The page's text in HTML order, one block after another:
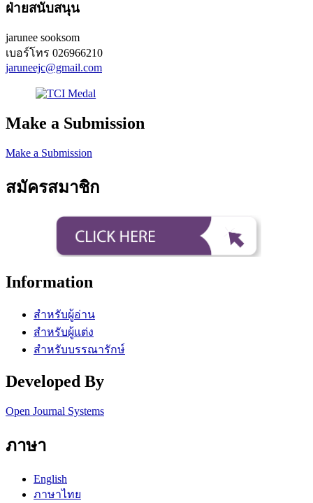
ฝ่ายสนับสนุน
jarunee sooksom
เบอร์โทร 026966210
jaruneejc@gmail.com
Make a Submission
Make a Submission
สมัครสมาชิก
Information
สำหรับผู้อ่าน
สำหรับผู้แต่ง
สำหรับบรรณารักษ์
Developed By
Open Journal Systems
ภาษา
English
ภาษาไทย